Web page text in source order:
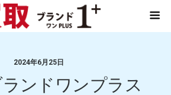
2024年6月25日
ランドワンプラス